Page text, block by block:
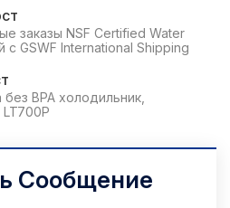
заказы NSF Certified Water
GSWF International Shipping
BPA холодильник,
Сообщение